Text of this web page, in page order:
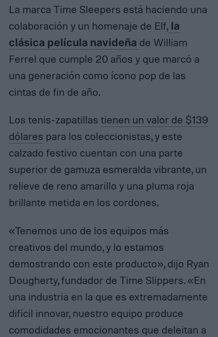
La marca Time Sleepers está haciendo una
colaboración y un homenaje de Elf,la
clásica película navideña de William
Ferrel que cumple 20 años y que marcó a
una generación como ícono pop de las
cintas de fin de año.
Los tenis-zapatillas tienen un valor de $139
dólares para los coleccionistas, y este
calzado festivo cuentan con una parte
superior de gamuza esmeralda vibrante, un
relieve de reno amarillo y una pluma roja
brillante metida en los cordones.
«Tenemos uno de los equipos más
creativos del mundo, y lo estamos
demostrando con este producto», dijo Ryan
Dougherty, fundador de Time Slippers. «En
una industria en la que es extremadamente
difícil innovar, nuestro equipo produce
comodidades emocionantes que deleitan a